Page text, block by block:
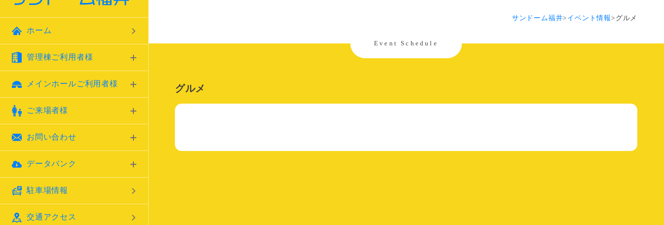
ホーム
管理棟ご利用者様
メインホールご利用者様
ご来場者様
お問い合わせ
データバンク
駐車場情報
交通アクセス
サンドーム福井> イベント情報> グルメ
Event Schedule
グルメ